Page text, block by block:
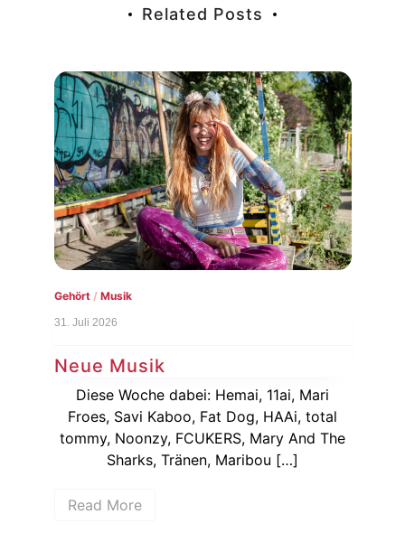
Related Posts
Gehört/ Musik
31. Juli 2026
Neue Musik
Diese Woche dabei: Hemai, 11ai, Mari
Froes, Savi Kaboo, Fat Dog, HAAi, total
tommy, Noonzy, FCUKERS, Mary And The
Sharks, Tränen, Maribou […]
Read More